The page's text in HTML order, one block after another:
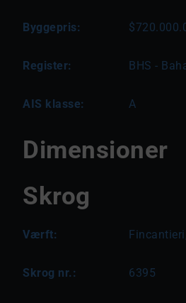
Byggepris:
Register: BHS -
AIS klasse: A
Dimensioner
Skrog
Værft:
Skrog nr.: 6395